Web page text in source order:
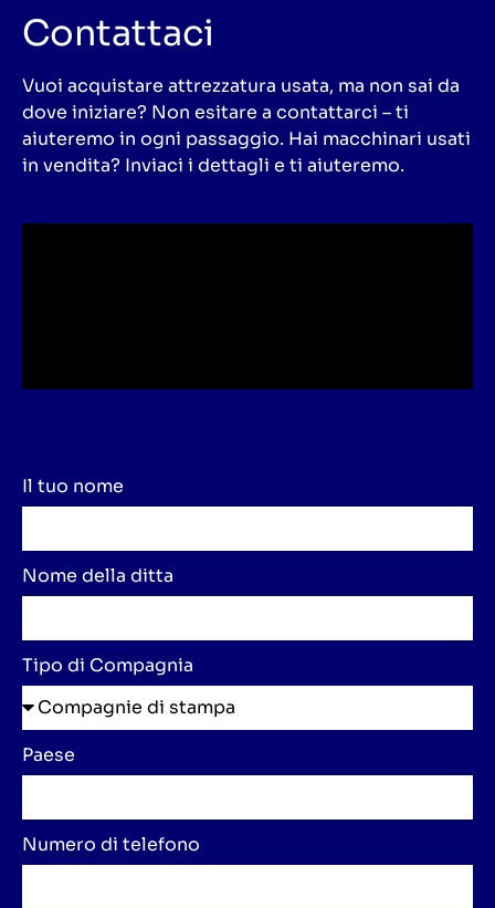
Contattaci
Vuoi acquistare attrezzatura usata, ma non sai da
dove iniziare? Non esitare a contattarci – ti
aiuteremo in ogni passaggio. Hai macchinari usati
in vendita? Inviaci i dettagli e ti aiuteremo.
Il tuo nome
Nome della ditta
Tipo di Compagnia
Paese
Numero di telefono